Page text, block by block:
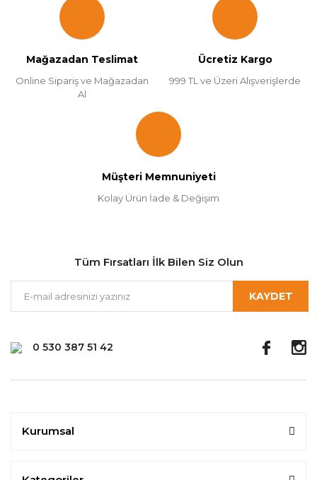
Mağazadan Teslimat
Online Sipariş ve Mağazadan
Al
Ücretiz Kargo
999 TL ve Üzeri Alışverişlerde
Müşteri Memnuniyeti
Kolay Ürün İade & Değişim
0 530 387 51 42
Tüm Fırsatları İlk Bilen Siz Olun
KAYDET
Kurumsal